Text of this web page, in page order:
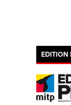
EDITION